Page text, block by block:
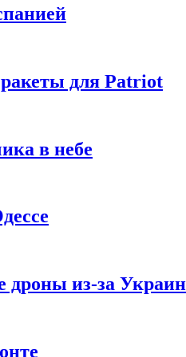
для Patriot
в небе
дроны из-за